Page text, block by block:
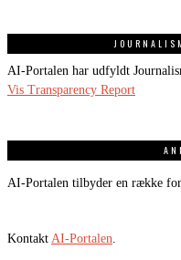
AI-Portalen har udfyldt
Vis Transparency Report
AI-Portalen tilbyder en række
Kontakt AI-Portalen